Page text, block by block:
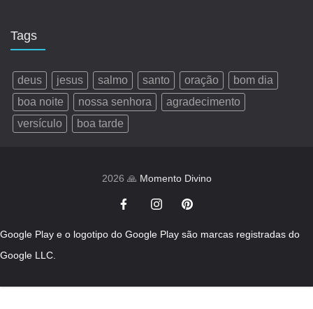
Tags
deus jesus salmo santo oração
bom dia
boa noite
nossa senhora
agradecimento
versículo
boa tarde
2026 🙏 Momento Divino
Google Play e o logotipo do Google Play são marcas registradas do
Google LLC.